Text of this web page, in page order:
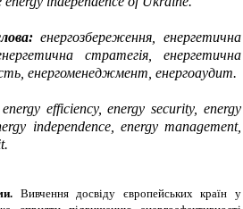
енергозбереження, енергетична
стратегія, енергетична
енергоменеджмент, енергоаудит.
energy efficiency, energy security, energy
independence, energy management,
Вивчення досвіду європейських країн у